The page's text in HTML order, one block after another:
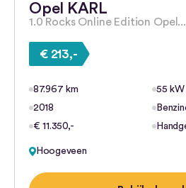
Opel KARL
1.0 Rocks Online Edition Opel...
€ 213,-
87.967 km
55
2018
€ 11.350,-
Hoogeveen